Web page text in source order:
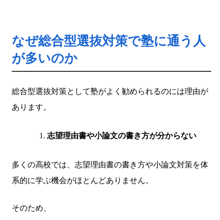
なぜ総合型選抜対策で塾に通う人
が多いのか
総合型選抜対策として塾がよく勧められるのには理由が
あります。
志望理由書や小論文の書き方が分からない
多くの高校では、志望理由書の書き方や小論文対策を体
系的に学ぶ機会がほとんどありません。
そのため、